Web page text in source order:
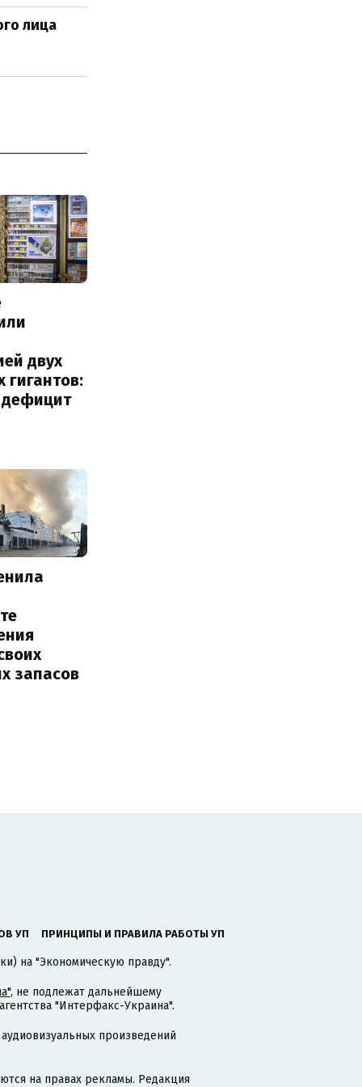
лица
двух
гигантов:
дефицит
запасов
УП ПРИНЦИПЫ И ПРАВИЛА РАБОТЫ УП
на "Экономическую правду".
, не подлежат дальнейшему
"Интерфакс-Украина".
произведений
на правах рекламы. Редакция